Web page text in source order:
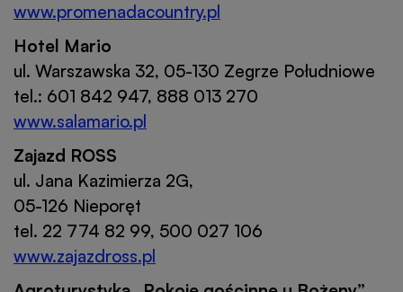
www.promenadacountry.pl
Hotel Mario
ul. Warszawska 32, 05-130 Zegrze Południowe
tel.: 601 842 947, 888 013 270
www.salamario.pl
Zajazd ROSS
ul. Jana Kazimierza 2G,
05-126 Nieporęt
tel. 22 774 82 99, 500 027 106
www.zajazdross.pl